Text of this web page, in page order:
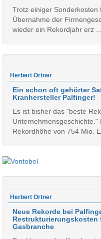
Trotz einiger
Übernahme der
wieder ein Rekordjahr erz ...
Herbert Ortner
Ein schon oft gehörter
Kranhersteller Palfinger!
Es ist bisher das "beste
Rekordhöhe von 754 Mio.
Herbert Ortner
Neue Rekorde bei
Restrukturierungskosten
Gasbranche